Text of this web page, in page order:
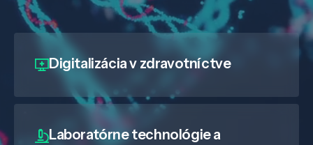
Digitalizáciav zdravotníctve
Laboratórne technológie a